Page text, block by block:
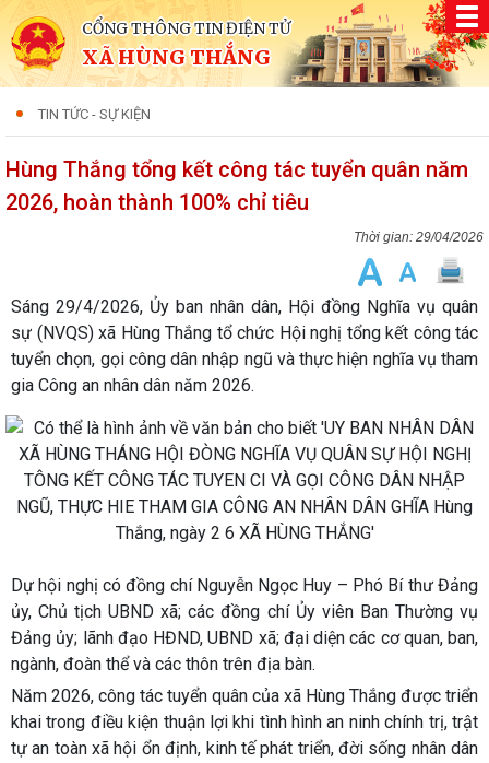
CỔNG THÔNG TIN ĐIỆN TỬ
XÃ HÙNG THẮNG
TIN TỨC - SỰ KIỆN
Hùng Thắng tổng kết công tác tuyển quân năm
2026, hoàn thành 100% chỉ tiêu
29/04/2026
Sáng 29/4/2026, Ủy ban nhân dân, Hội đồng Nghĩa vụ quân
sự (NVQS) xã Hùng Thắng tổ chức Hội nghị tổng kết công tác
tuyển chọn, gọi công dân nhập ngũ và thực hiện nghĩa vụ tham
gia Công an nhân dân năm 2026.
Dự hội nghị có đồng chí Nguyễn Ngọc Huy – Phó Bí thư Đảng
ủy, Chủ tịch UBND xã; các đồng chí Ủy viên Ban Thường vụ
Đảng ủy; lãnh đạo HĐND, UBND xã; đại diện các cơ quan, ban,
ngành, đoàn thể và các thôn trên địa bàn.
Năm 2026, công tác tuyển quân của xã Hùng Thắng được triển
khai trong điều kiện thuận lợi khi tình hình an ninh chính trị, trật
tự an toàn xã hội ổn định, kinh tế phát triển, đời sống nhân dân